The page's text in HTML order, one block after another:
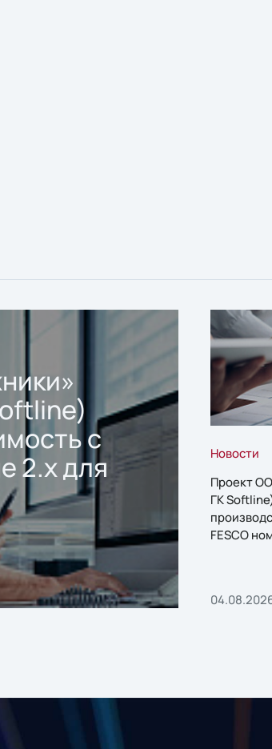
с
2.x для
Новости
Проект
ГК
FESCO